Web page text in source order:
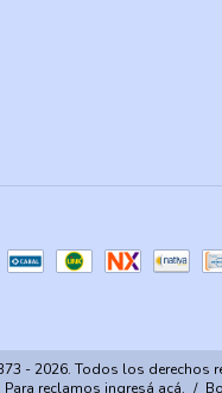
- 2026. Todos los derechos
reclamos ingresá acá. /